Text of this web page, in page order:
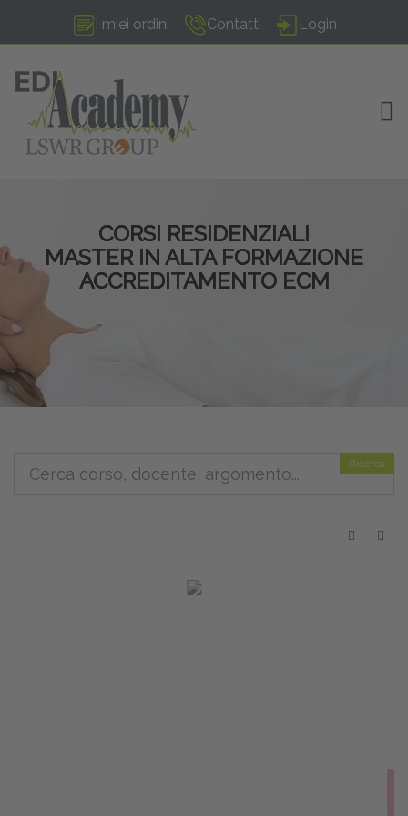
I miei ordini Contatti Login
CORSI RESIDENZIALI
MASTER IN ALTA FORMAZIONE
ACCREDITAMENTO ECM
Ricerca